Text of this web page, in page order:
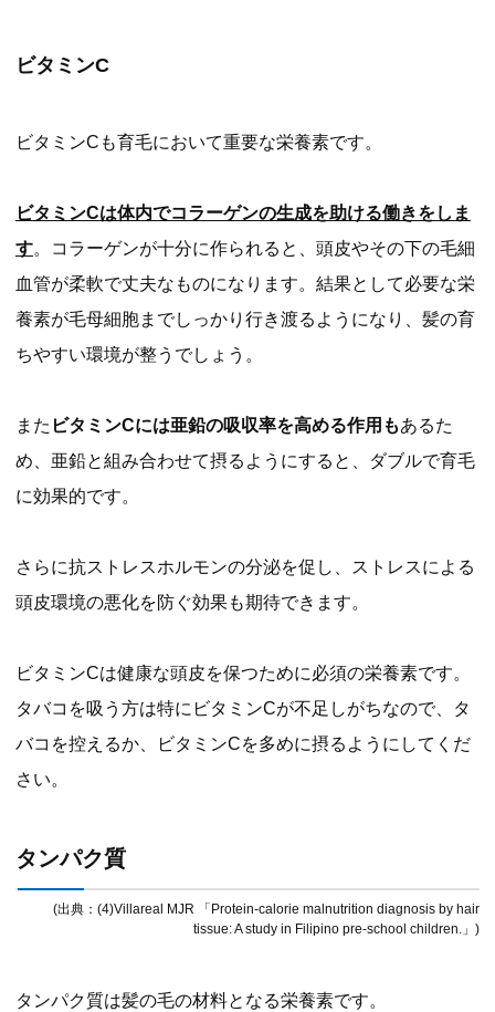
ビタミンC
ビタミンCも育毛において重要な栄養素です。
ビタミンCは体内でコラーゲンの生成を助ける働きをしま
す。コラーゲンが十分に作られると、頭皮やその下の毛細
血管が柔軟で丈夫なものになります。結果として必要な栄
養素が毛母細胞までしっかり行き渡るようになり、髪の育
ちやすい環境が整うでしょう。
また ビタミンCには亜鉛の吸収率を高める作用もあるた
め、亜鉛と組み合わせて摂るようにすると、ダブルで育毛
に効果的です。
さらに抗ストレスホルモンの分泌を促し、ストレスによる
頭皮環境の悪化を防ぐ効果も期待できます。
ビタミンCは健康な頭皮を保つために必須の栄養素です。
タバコを吸う方は特にビタミンCが不足しがちなので、タ
バコを控えるか、ビタミンCを多めに摂るようにしてくだ
さい。
タンパク質
(出典：(4)Villareal MJR 「Protein-calorie malnutrition diagnosis by hair
tissue: A study in Filipino pre-school children.」)
タンパク質は髪の毛の材料となる栄養素です。